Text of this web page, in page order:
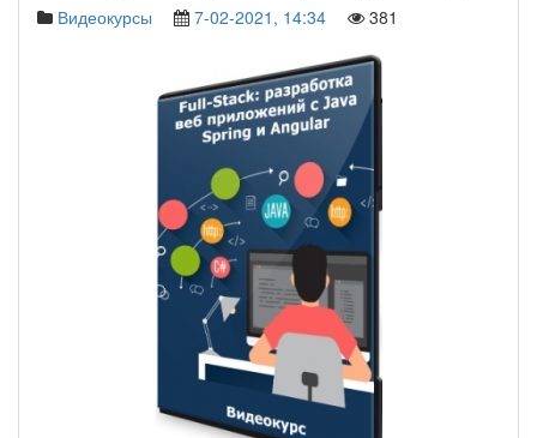
Видеокурсы 7-02-2021, 14:34 381